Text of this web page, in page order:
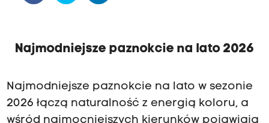
Najmodniejsze paznokcie na lato 2026
Najmodniejsze paznokcie na lato w sezonie
2026 łączą naturalność z energią koloru, a
wśród najmocniejszych kierunków pojawiają